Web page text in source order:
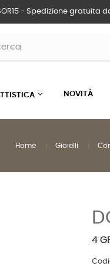
- Spedizione gratuita
NOVITÀ
Home Gioielli
4